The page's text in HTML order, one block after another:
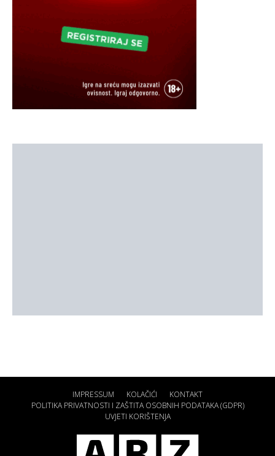
IMPRESSUM KOLAČIĆI
KONTAKT
POLITIKA PRIVATNOSTI I ZAŠTITA OSOBNIH PODATAKA (GDPR)
UVJETI KORIŠTENJA